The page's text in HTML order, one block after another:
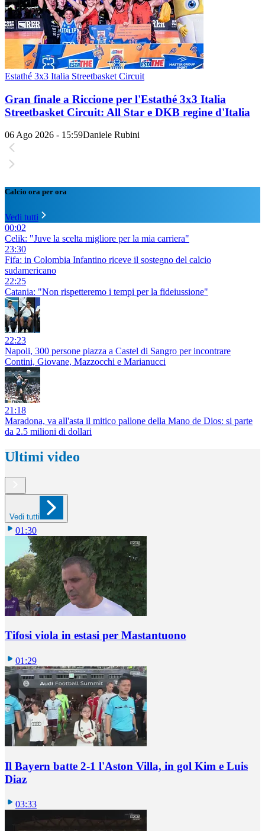
Estathé 3x3 Italia Streetbasket Circuit
Gran finale a Riccione per l'Estathé 3x3 Italia
Streetbasket Circuit: All Star e DKB regine d'Italia
06 Ago 2026 - 15:59Daniele Rubini
Calcio ora per ora
Vedi tutti
00:02
Celik: "Juve la scelta migliore per la mia carriera"
23:30
Fifa: in Colombia Infantino riceve il sostegno del calcio
sudamericano
22:25
Catania: "Non rispetteremo i tempi per la fideiussione"
22:23
Napoli, 300 persone piazza a Castel di Sangro per incontrare
Contini, Giovane, Mazzocchi e Marianucci
21:18
Maradona, va all'asta il mitico pallone della Mano de Dios: si parte
da 2.5 milioni di dollari
Ultimi video
Vedi tutti
01:30
Tifosi viola in estasi per Mastantuono
01:29
Il Bayern batte 2-1 l'Aston Villa, in gol Kim e Luis
Diaz
03:33